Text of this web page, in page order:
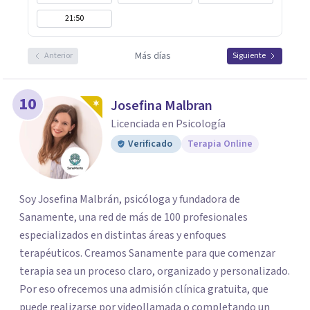
21:50
Anterior Más días Siguiente
10 Josefina Malbran
Licenciada en Psicología
Verificado Terapia Online
Soy Josefina Malbrán, psicóloga y fundadora de
Sanamente, una red de más de 100 profesionales
especializados en distintas áreas y enfoques
terapéuticos. Creamos Sanamente para que comenzar
terapia sea un proceso claro, organizado y personalizado.
Por eso ofrecemos una admisión clínica gratuita, que